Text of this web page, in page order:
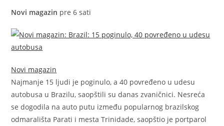
Novi magazin pre 6 sati
Novi magazin
Najmanje 15 ljudi je poginulo, a 40 povređeno u udesu
autobusa u Brazilu, saopštili su danas zvaničnici. Nesreća
se dogodila na auto putu između popularnog brazilskog
odmarališta Parati i mesta Trinidade, saopštio je portparol